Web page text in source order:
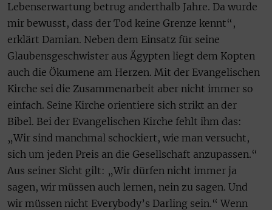
Lebenserwartung betrug anderthalb Jahre. Da wurde
mir bewusst, dass der Tod keine Grenze kennt“,
erklärt Damian. Neben dem Einsatz für seine
Glaubensgeschwister aus Ägypten liegt dem Kopten
auch die Ökumene am Herzen. Mit der Evangelischen
Kirche sei die Zusammenarbeit aber nicht immer so
einfach. Seine Kirche orientiere sich strikt an der
Bibel. Bei der Evangelischen Kirche fehlt ihm das:
„Wir sind manchmal schockiert, wie man versucht,
sich um jeden Preis an die Gesellschaft anzupassen.“
Aus seiner Sicht gilt: „Wir dürfen nicht immer ja
sagen, wir müssen auch lernen, nein zu sagen. Und
wir müssen nicht Everybody’s Darling sein.“ Wenn